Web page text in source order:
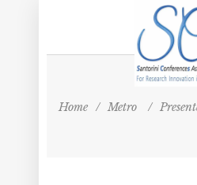
Home / Metro /